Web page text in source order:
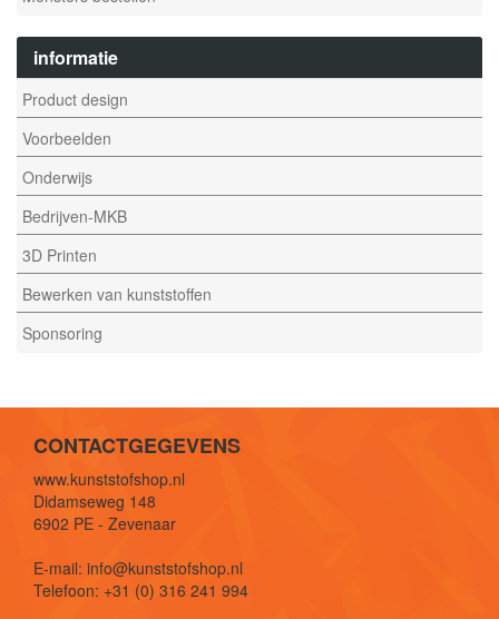
informatie
Product design
Voorbeelden
Onderwijs
Bedrijven-MKB
3D Printen
Bewerken van kunststoffen
Sponsoring
CONTACTGEGEVENS
www.kunststofshop.nl
Didamseweg 148
6902 PE - Zevenaar
E-mail: info@kunststofshop.nl
Telefoon: +31 (0) 316 241 994